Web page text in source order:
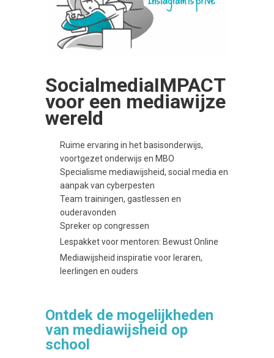
SocialmediaIMPACT
voor een mediawijze
wereld
Ruime ervaring in het basisonderwijs,
voortgezet onderwijs en MBO
Specialisme mediawijsheid, social media en
aanpak van cyberpesten
Team trainingen, gastlessen en
ouderavonden
Spreker op congressen
Lespakket voor mentoren: Bewust Online
Mediawijsheid inspiratie voor leraren,
leerlingen en ouders
Ontdek de mogelijkheden
van mediawijsheid op
school